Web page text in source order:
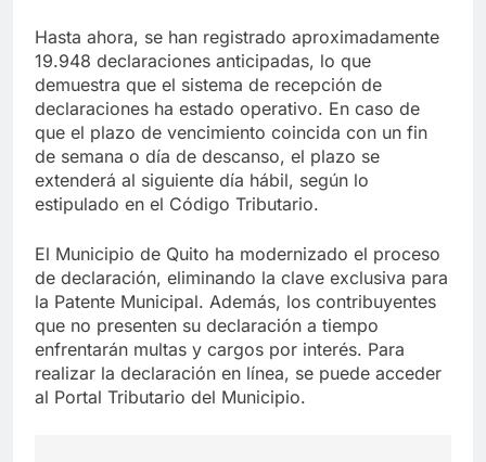
Hasta ahora, se han registrado aproximadamente
19.948 declaraciones anticipadas, lo que
demuestra que el sistema de recepción de
declaraciones ha estado operativo. En caso de
que el plazo de vencimiento coincida con un fin
de semana o día de descanso, el plazo se
extenderá al siguiente día hábil, según lo
estipulado en el Código Tributario.
El Municipio de Quito ha modernizado el proceso
de declaración, eliminando la clave exclusiva para
la Patente Municipal. Además, los contribuyentes
que no presenten su declaración a tiempo
enfrentarán multas y cargos por interés. Para
realizar la declaración en línea, se puede acceder
al Portal Tributario del Municipio.